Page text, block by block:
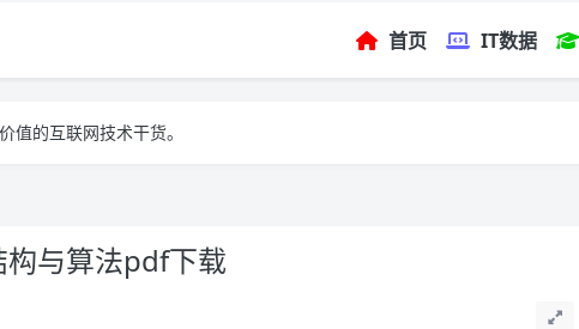
首页 IT数据
值的互联网技术干货。
构与算法pdf下载